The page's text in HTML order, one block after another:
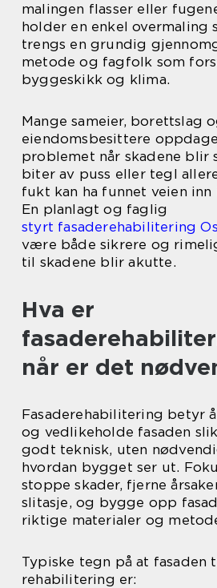
malingen flasser eller
holder en enkel overmaling
trengs en grundig
metode og fagfolk som
byggeskikk og klima.
Mange sameier, borettslag
eiendomsbesittere
problemet når skadene blir
biter av puss eller tegl
fukt kan ha funnet veien inn
En planlagt og faglig
styrt fasaderehabilitering
være både sikrere og
til skadene blir akutte.
Hva er
når er det
Fasaderehabilitering betyr
og vedlikeholde fasaden
godt teknisk, uten
hvordan bygget ser ut.
stoppe skader, fjerne
slitasje, og bygge opp
riktige materialer og
Typiske tegn på at fasaden
rehabilitering er: